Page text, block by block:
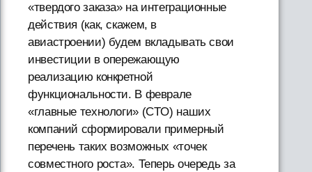
«твердого заказа» на интеграционные
действия (как, скажем, в
авиастроении) будем вкладывать свои
инвестиции в опережающую
реализацию конкретной
функциональности. В феврале
«главные технологи» (CTO) наших
компаний сформировали примерный
перечень таких возможных «точек
совместного роста». Теперь очередь за